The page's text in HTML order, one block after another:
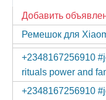
Добавить
Ремешок для
+2348167256910
rituals power and
+2348167256910